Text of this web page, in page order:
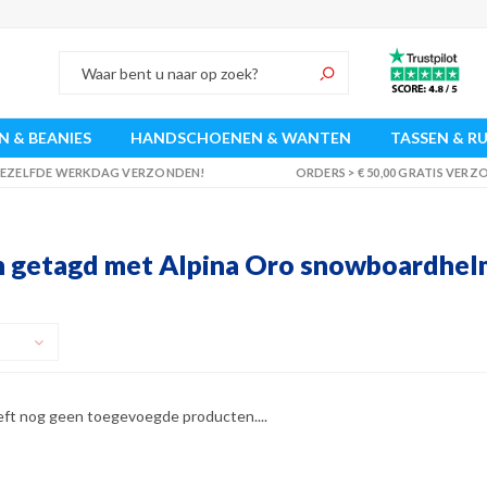
& BEANIES HANDSCHOENEN & WANTEN TASSEN &
WERKDAG VERZONDEN! ORDERS > € 50,00 GRATIS
getagd met Alpina Oro
nog geen toegevoegde producten....